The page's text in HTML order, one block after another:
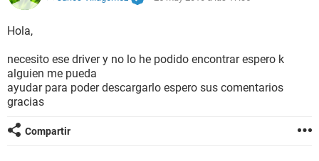
Hola,
necesito ese driver y no lo he podido encontrar espero k
alguien me pueda
ayudar para poder descargarlo espero sus comentarios
gracias
Compartir